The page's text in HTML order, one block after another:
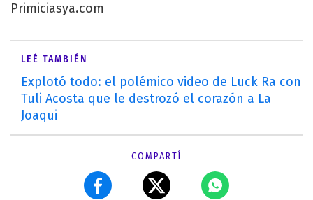
Primiciasya.com
LEÉ TAMBIÉN
Explotó todo: el polémico video de Luck Ra con
Tuli Acosta que le destrozó el corazón a La
Joaqui
COMPARTÍ